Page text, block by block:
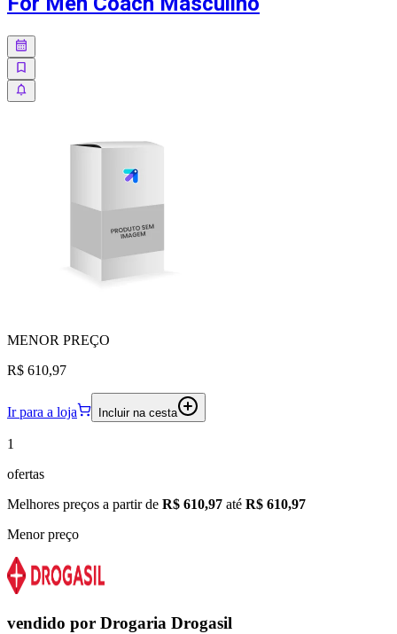
MENOR PREÇO
R$ 610,97
Ir para a loja Incluir na cesta
1
ofertas
Melhores preços a partir de R$ 610,97 até R$ 610,97
Menor preço
vendido por Drogaria Drogasil